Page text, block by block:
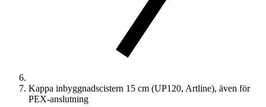
Kappa inbyggnadscistern 15 cm (UP120, Artline), även för
PEX-anslutning